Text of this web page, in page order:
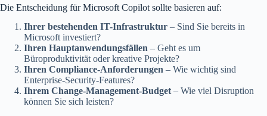
Die Entscheidung für Microsoft Copilot sollte basieren auf:
Ihrer bestehenden IT-Infrastruktur – Sind Sie bereits in
Microsoft investiert?
Ihren Hauptanwendungsfällen – Geht es um
Büroproduktivität oder kreative Projekte?
Ihren Compliance-Anforderungen – Wie wichtig sind
Enterprise-Security-Features?
Ihrem Change-Management-Budget – Wie viel Disruption
können Sie sich leisten?